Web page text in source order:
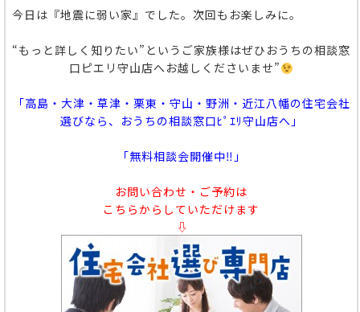
今日は『地震に弱い家』でした。次回もお楽しみに。
“もっと詳しく知りたい”というご家族様はぜひおうちの相談窓
口ピエリ守山店へお越しくださいませ”
「高島・大津・草津・栗東・守山・野洲・近江八幡の住宅会社
選びなら、おうちの相談窓口ﾋﾟｴﾘ守山店へ」
「無料相談会開催中‼」
お問い合わせ・ご予約は
こちらからしていただけます
⇩